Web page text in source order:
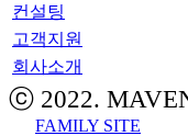
컨설팅
고객지원
회사소개
ⓒ 2022.
FAMILY SITE